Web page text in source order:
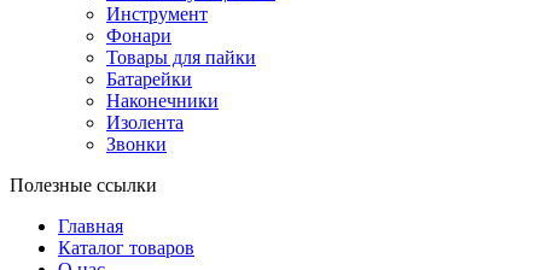
Инструмент
Фонари
Товары для пайки
Батарейки
Наконечники
Изолента
Звонки
Полезные ссылки
Главная
Каталог товаров